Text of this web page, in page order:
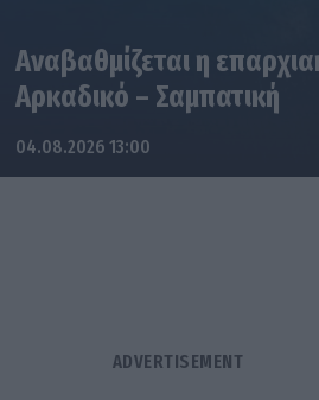
Αναβαθμίζεται η
Αρκαδικό – Σαμπατική
04.08.2026 13:00